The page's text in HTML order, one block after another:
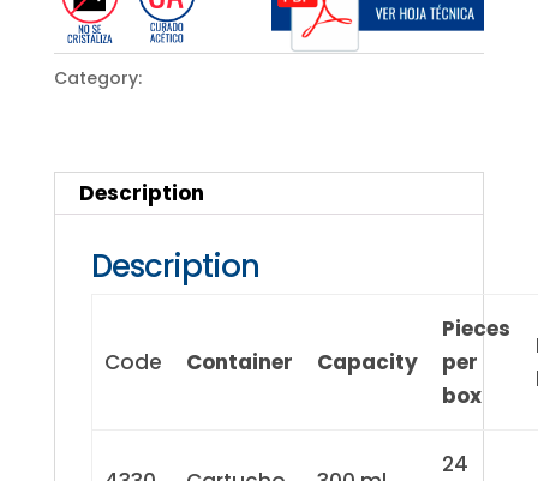
Category:
Description
Description
Code Container Capacity
Pieces
per
box
24